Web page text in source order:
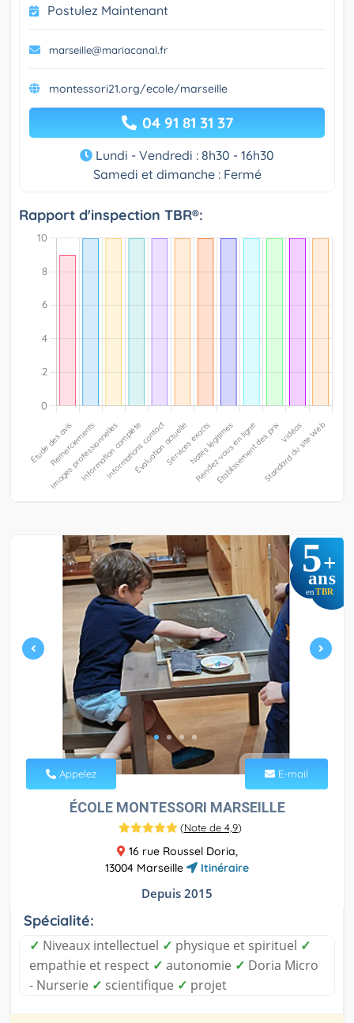
Postulez Maintenant
marseille@mariacanal.fr
montessori21.org/ecole/marseille
04 91 81 31 37
Lundi - Vendredi : 8h30 - 16h30
Samedi et dimanche : Fermé
Rapport d'inspection TBR®:
5+
ans
en TBR
Appelez E-mail
ÉCOLE MONTESSORI MARSEILLE
(Note de 4,9)
16 rue Roussel Doria,
13004 Marseille
Itinéraire
Depuis 2015
Spécialité:
✓ Niveaux intellectuel ✓ physique et spirituel ✓
empathie et respect ✓ autonomie ✓ Doria Micro
- Nurserie ✓ scientifique ✓ projet